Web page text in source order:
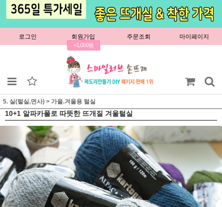
로그인 회원가입
+1,000원
주문조회 마이페이지
5. 실(털실,면사) > 가을.겨울용 털실
10+1 알파카폴로 따뜻한 뜨개질 겨울털실